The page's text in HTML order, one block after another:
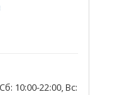
10:00-22:00, Вс: